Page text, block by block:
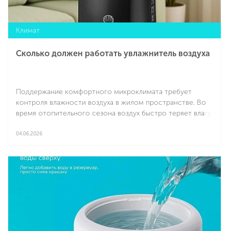
Климат
Сколько должен работать увлажнитель воздуха
Поддержание комфортного микроклимата требует
контроля влажности воздуха в жилом пространстве. Во
время отопительного сезона воздух быстро теряет влагу,
раздражение слизистых оболочек и ухудшение качества
работать увлажнитель воздуха, остается одним из самых
важных при покупке климатической техники.
04.06.2026
Подробнее